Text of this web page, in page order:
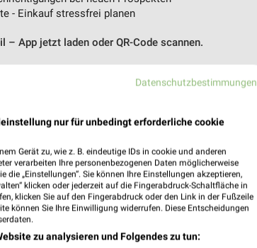
- Einkauf stressfrei planen
– App jetzt laden oder QR-Code scannen.
Datenschutzbestimmungen
nur für unbedingt erforderliche cookie
Gerät zu, wie z. B. eindeutige IDs in cookie und anderen
verarbeiten Ihre personenbezogenen Daten möglicherweise
„Einstellungen“. Sie können Ihre Einstellungen akzeptieren,
klicken oder jederzeit auf die Fingerabdruck-Schaltfläche in
klicken Sie auf den Fingerabdruck oder den Link in der Fußzeile
können Sie Ihre Einwilligung widerrufen. Diese Entscheidungen
zu analysieren und Folgendes zu tun: